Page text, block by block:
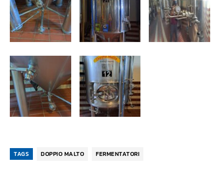
TAGS DOPPIO MALTO FERMENTATORI